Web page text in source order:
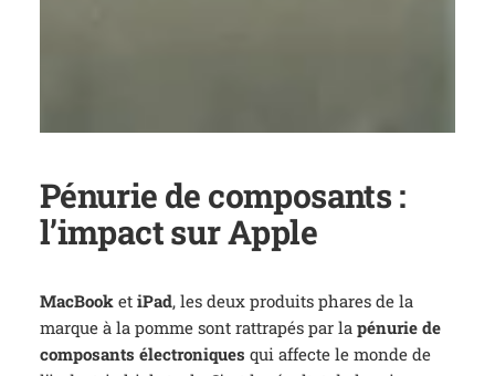
Pénurie de composants :
l’impact sur Apple
MacBooket iPad, les deux produits phares de la
marque à la pomme sont rattrapés par la pénurie de
composants électroniques qui affecte le monde de